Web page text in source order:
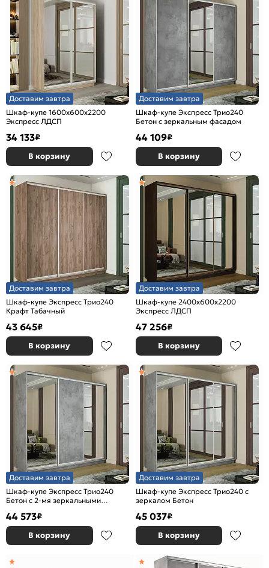
Доставим завтра
Шкаф-купе 1600x600x2200
Экспресс ЛДСП
34 133₽
В корзину
Доставим завтра
Шкаф-купе Экспресс Трио240
Бетон с зеркальным фасадом
44 109₽
В корзину
Доставим завтра
Шкаф-купе Экспресс Трио240
Крафт Табачный
43 645₽
В корзину
Доставим завтра
Шкаф-купе 2400x600x2200
Экспресс ЛДСП
47 256₽
В корзину
Доставим завтра
Шкаф-купе Экспресс Трио240
Бетон с 2-мя зеркальными
44 573₽
В корзину
Доставим завтра
Шкаф-купе Экспресс Трио240 с
зеркалом Бетон
45 037₽
В корзину